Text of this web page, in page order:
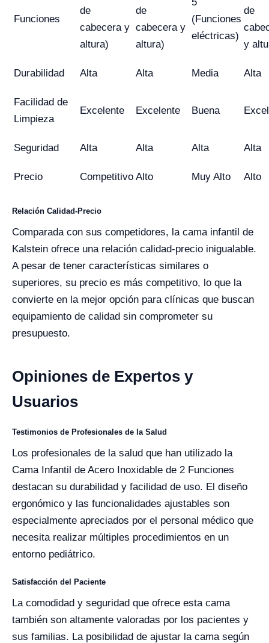
Funciones
de
cabecera y
altura)
de
cabecera y
altura)
(Funciones
eléctricas)
de
y
Durabilidad Alta Alta Media Alta
Facilidad de
Limpieza
Excelente Excelente Buena
Seguridad Alta Alta Alta Alta
Precio Competitivo Alto Muy Alto Alto
Relación Calidad-Precio
Comparada con sus competidores, la cama infantil de
Kalstein ofrece una relación calidad-precio inigualable.
A pesar de tener características similares o
superiores, su precio es más competitivo, lo que la
convierte en la mejor opción para clínicas que buscan
equipamiento de calidad sin comprometer su
presupuesto.
Opiniones de Expertos y
Usuarios
Testimonios de Profesionales de la Salud
Los profesionales de la salud que han utilizado la
Cama Infantil de Acero Inoxidable de 2 Funciones
destacan su durabilidad y facilidad de uso. El diseño
ergonómico y las funcionalidades ajustables son
especialmente apreciados por el personal médico que
necesita realizar múltiples procedimientos en un
entorno pediátrico.
Satisfacción del Paciente
La comodidad y seguridad que ofrece esta cama
también son altamente valoradas por los pacientes y
sus familias. La posibilidad de ajustar la cama según